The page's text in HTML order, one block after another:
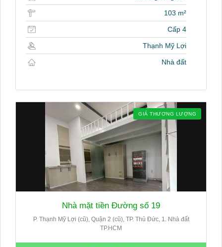
103 m²
Cấp 4
Thạnh Mỹ Lợi
Nhà đất
GIÁ THƯƠNG LƯỢNG
Nhà mặt tiền Đường số 19
P. Thạnh Mỹ Lợi (cũ), Quận 2 (cũ), TP. Thủ Đức, 1. Nhà đất
TP.HCM